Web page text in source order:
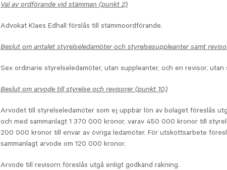
Val av ordförande vid stämman (punkt 2)
Advokat Klaes Edhall förslås till stämmoordförande.
Beslut om antalet styrelseledamöter och styrelsesuppleanter samt
Sex ordinarie styrelseledamöter, utan suppleanter, och en revisor, utan
Beslut om arvode till styrelse och revisorer (punkt 10)
Arvodet till styrelseledamöter som ej uppbär lön av bolaget föreslås
och med sammanlagt 1 370 000 kronor, varav 450 000 kronor till
200 000 kronor till envar av övriga ledamöter. För utskottsarbete
sammanlagt arvode om 120 000 kronor.
Arvode till revisorn föreslås utgå enligt godkänd räkning.